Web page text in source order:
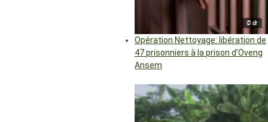
© dr
Opération Nettoyage: libération de
47 prisonniers à la prison d’Oveng
Ansem